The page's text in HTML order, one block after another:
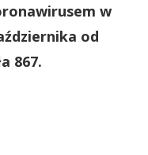
w
od
867.